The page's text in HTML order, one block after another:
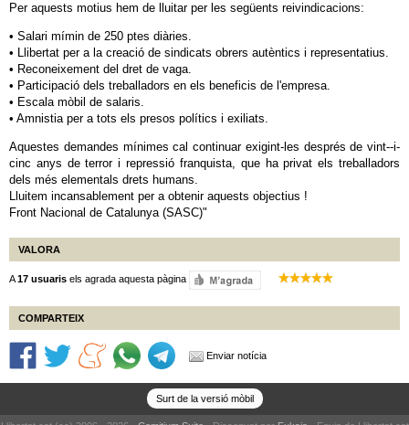
Per aquests motius hem de lluitar per les següents reivindicacions:
• Salari mímin de 250 ptes diàries.
• Llibertat per a la creació de sindicats obrers autèntics i representatius.
• Reconeixement del dret de vaga.
• Participació dels treballadors en els beneficis de l'empresa.
• Escala mòbil de salaris.
• Amnistia per a tots els presos polítics i exiliats.
Aquestes demandes mínimes cal continuar exigint-les després de vint--i-
cinc anys de terror i repressió franquista, que ha privat els treballadors
dels més elementals drets humans.
Lluitem incansablement per a obtenir aquests objectius !
Front Nacional de Catalunya (SASC)"
VALORA
A17 usuaris els agrada aquesta pàgina
COMPARTEIX
Enviar notícia
Surt de la versió mòbil